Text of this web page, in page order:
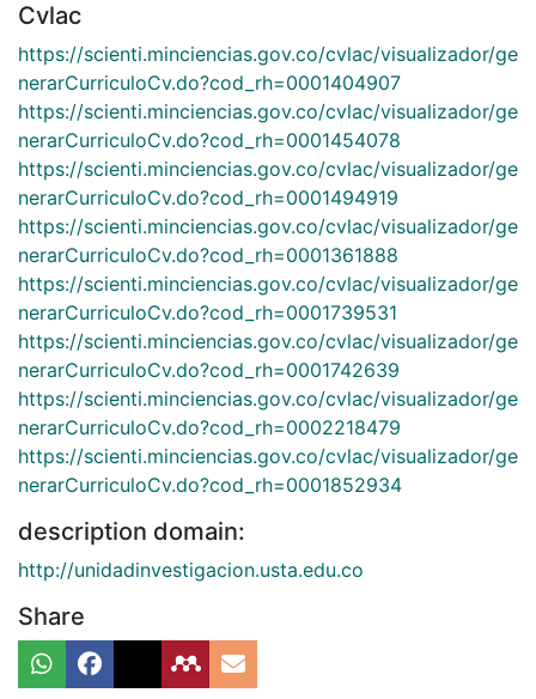
Cvlac
https://scienti.minciencias.gov.co/cvlac/visualizador/ge
nerarCurriculoCv.do?cod_rh=0001404907
https://scienti.minciencias.gov.co/cvlac/visualizador/ge
nerarCurriculoCv.do?cod_rh=0001454078
https://scienti.minciencias.gov.co/cvlac/visualizador/ge
nerarCurriculoCv.do?cod_rh=0001494919
https://scienti.minciencias.gov.co/cvlac/visualizador/ge
nerarCurriculoCv.do?cod_rh=0001361888
https://scienti.minciencias.gov.co/cvlac/visualizador/ge
nerarCurriculoCv.do?cod_rh=0001739531
https://scienti.minciencias.gov.co/cvlac/visualizador/ge
nerarCurriculoCv.do?cod_rh=0001742639
https://scienti.minciencias.gov.co/cvlac/visualizador/ge
nerarCurriculoCv.do?cod_rh=0002218479
https://scienti.minciencias.gov.co/cvlac/visualizador/ge
nerarCurriculoCv.do?cod_rh=0001852934
description domain:
http://unidadinvestigacion.usta.edu.co
Share